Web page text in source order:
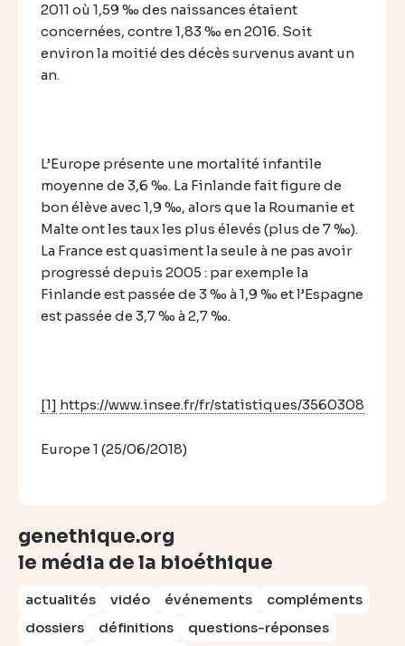
2011 où 1,59 ‰ des naissances étaient
concernées, contre 1,83 ‰ en 2016. Soit
environ la moitié des décès survenus avant un
an.
L’Europe présente une mortalité infantile
moyenne de 3,6 ‰. La Finlande fait figure de
bon élève avec 1,9 ‰, alors que la Roumanie et
Malte ont les taux les plus élevés (plus de 7 ‰).
La France est quasiment la seule à ne pas avoir
progressé depuis 2005 : par exemple la
Finlande est passée de 3 ‰ à 1,9 ‰ et l’Espagne
est passée de 3,7 ‰ à 2,7 ‰.
[1] https://www.insee.fr/fr/statistiques/3560308
Europe 1 (25/06/2018)
genethique.org
le média de la bioéthique
actualités vidéo événements
compléments
dossiers
définitions
questions-réponses